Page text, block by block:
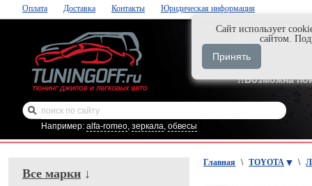
Оплата Доставка Контакты Юридическая информация
Нажми и
+7-929-495-
!!Возможна
Например: alfa-romeo, зеркала, обвесы
Все марки ↓
Главная \ TOYOTA \
Cайт использует
сайтом.
Принять